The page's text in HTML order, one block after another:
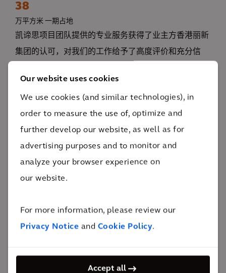
Our website uses cookies
We use cookies (and similar technologies), in
order to measure the use of, optimize and
further develop our website, as well as for
advertising purposes and to monitor and
analyze your browser experience on
our website.
For more information, please review our
Privacy Notice and Cookie Policy.
Accept all
38
万平方米 一期占地
凯谛思项目团队提供的专业服务获得了业主方香港丽新
集团的认可，对我们的工作给予了高度评价和充分信
横琴创新方主张室内多主题运作，结合不同科技，随时
变更娱乐元素项目，让娱乐体验不再受制于传统硬件制
约。整个商业综合体因体量之大、业态之丰富，被业内
称为 “横琴新区文化航母”。
横琴新区不仅是广东省三大自贸区中唯一一个以旅游休
连的地区。横琴以一个中心，同时联动香港、澳门、珠
海三大城市，形成辐射三地的“大都会圈”，带来更广阔